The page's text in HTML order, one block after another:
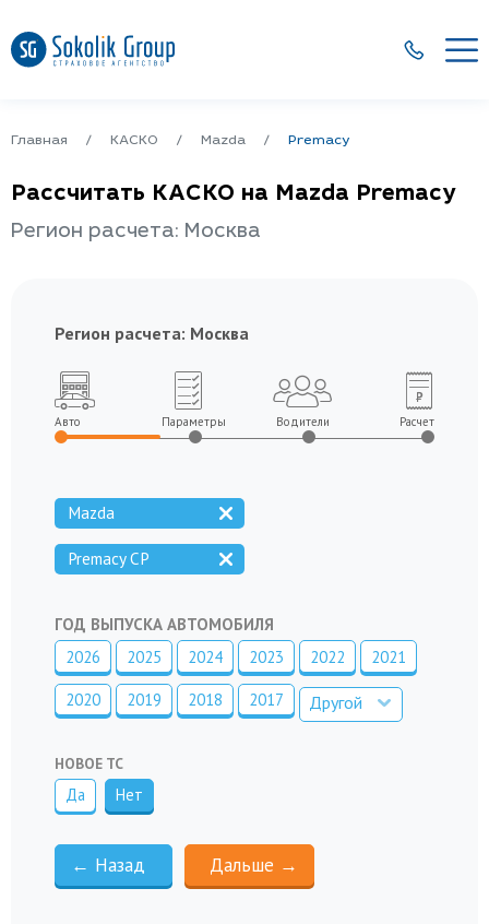
Главная КАСКО Mazda Premacy
Рассчитать КАСКО на Mazda Premacy
Регион расчета: Москва
Регион расчета: Москва
Авто Параметры Водители Расчет
Mazda
Premacy CP
ГОД ВЫПУСКА АВТОМОБИЛЯ
2026
2025 2024 2023 2022 2021
2020 2019 2018 2017 Другой
НОВОЕ ТС
Да Нет